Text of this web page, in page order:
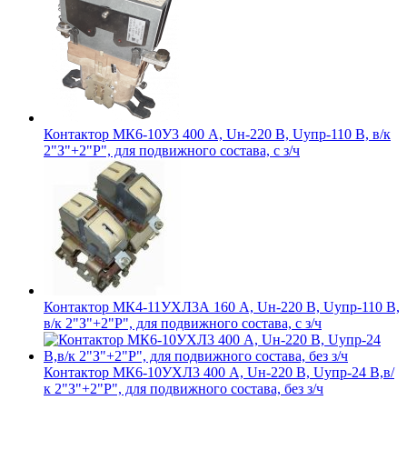
Контактор МК6-10У3 400 А, Uн-220 В, Uупр-110 В, в/к
2"З"+2"Р", для подвижного состава, с з/ч
Контактор МК4-11УХЛ3А 160 А, Uн-220 В, Uупр-110 В,
в/к 2"З"+2"Р", для подвижного состава, с з/ч
Контактор МК6-10УХЛ3 400 А, Uн-220 В, Uупр-24 В,в/
к 2"З"+2"Р", для подвижного состава, без з/ч